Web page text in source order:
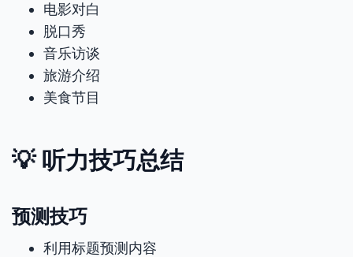
电影对白
脱口秀
音乐访谈
旅游介绍
美食节目
💡 听力技巧总结
预测技巧
利用标题预测内容